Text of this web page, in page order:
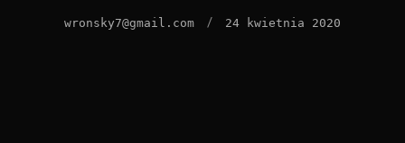
wronsky7@gmail.com / 24 kwietnia 2020